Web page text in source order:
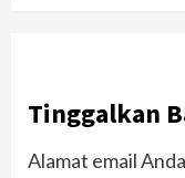
Tinggalkan
Alamat email